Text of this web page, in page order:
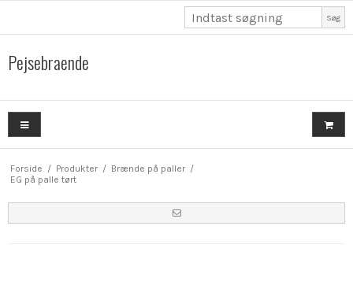
Søg
Pejsebraende
Forside / Produkter / Brænde på paller /
EG på palle tørt